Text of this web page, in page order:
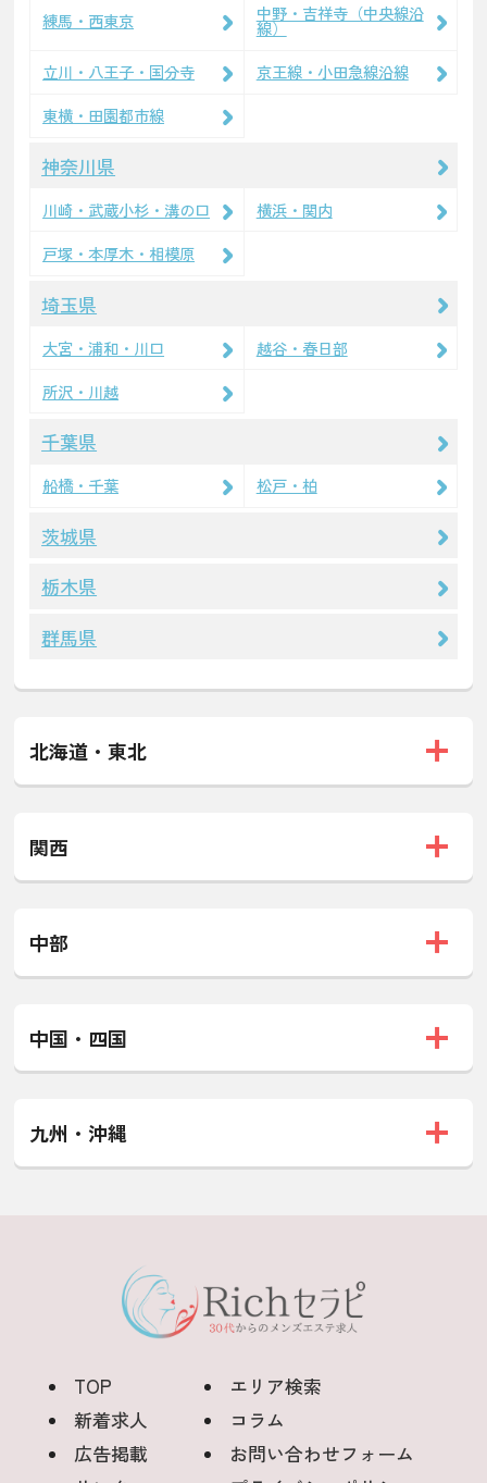
練馬・西東京 中野・吉祥寺（中央線沿
線）
立川・八王子・国分寺
京王線・小田急線沿線
東横・田園都市線
神奈川県
川崎・武蔵小杉・溝の口
横浜・関内
戸塚・本厚木・相模原
埼玉県
大宮・浦和・川口
越谷・春日部
所沢・川越
千葉県
船橋・千葉 松戸・柏
茨城県
栃木県
群馬県
北海道・東北
関西
中部
中国・四国
九州・沖縄
TOP
エリア検索
新着求人
コラム
広告掲載
お問い合わせフォーム